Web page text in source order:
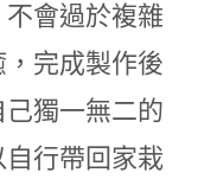
會過於複雜
完成製作後
獨一無二的
行帶回家栽